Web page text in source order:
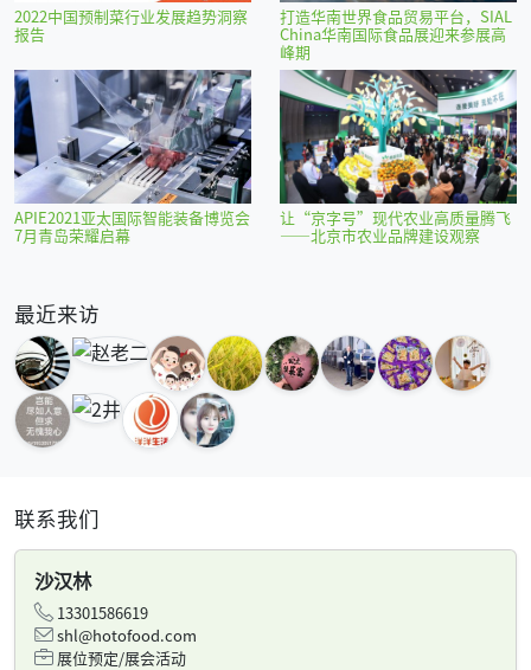
2022中国预制菜行业发展趋势洞察
报告
打造华南世界食品贸易平台，SIAL
China华南国际食品展迎来参展高
峰期
APIE2021亚太国际智能装备博览会
7月青岛荣耀启幕
让“京字号”现代农业高质量腾飞
——北京市农业品牌建设观察
最近来访
联系我们
沙汉林
13301586619
shl@hotofood.com
展位预定/展会活动